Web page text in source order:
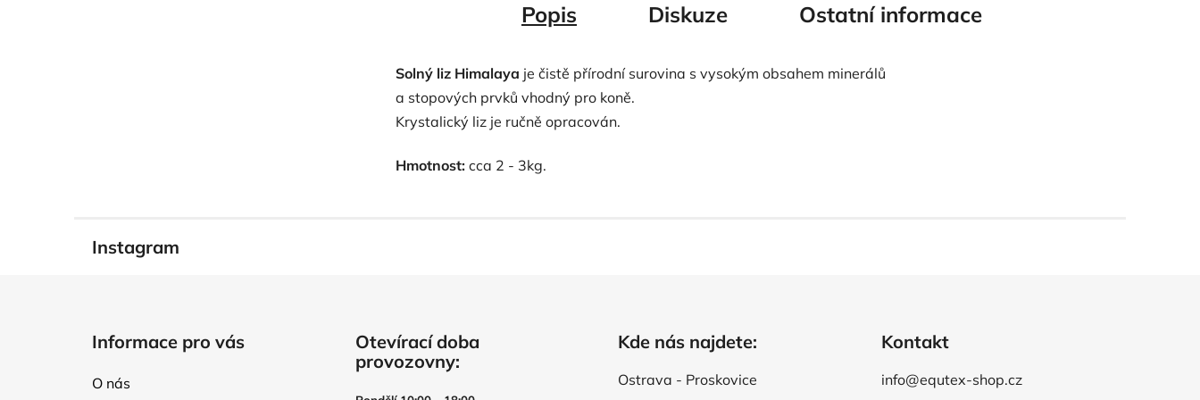
Popis Diskuze Ostatní informace
Solný liz Himalaya je čistě přírodní surovina s vysokým obsahem minerálů
a stopových prvků vhodný pro koně.
Krystalický liz je ručně opracován.
Hmotnost: cca 2 - 3kg.
Instagram
Informace pro vás
O nás
Otevírací doba
provozovny:
Kde nás najdete:
Ostrava - Proskovice
Kontakt
info@equtex-shop.cz